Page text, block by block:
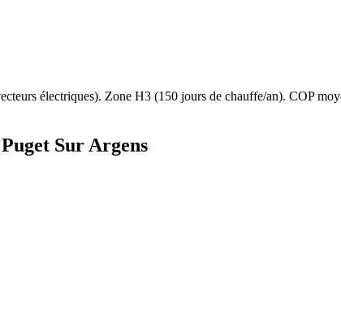
électriques). Zone H3 (150 jours de chauffe/an). COP
Puget Sur Argens